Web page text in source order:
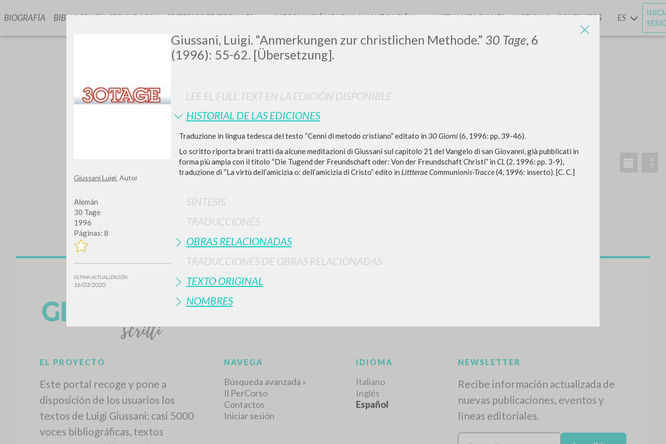
Giussani Luigi Autor
Alemán
30 Tage
1996
Páginas: 8
ÚLTIMA ACTUALIZACIÓN
16/03/2020
Giussani, Luigi. “Anmerkungen zur christlichen Methode.” 30 Tage, 6
(1996): 55-62. [Übersetzung].
LEE EL FULL TEXT EN LA EDICIÓN DISPONIBLE
HISTORIAL DE LAS EDICIONES
Traduzione in lingua tedesca del testo “Cenni di metodo cristiano” editato in 30 Giorni(6, 1996: pp. 39-46).
Lo scritto riporta brani tratti da alcune meditazioni di Giussani sul capitolo 21 del Vangelo di san Giovanni, già pubblicati in
forma più ampia con il titolo “Die Tugend der Freundschaft oder: Von der Freundschaft Christi” in CL (2, 1996: pp. 3-9),
traduzione di “La virtù dell’amicizia o: dell’amicizia di Cristo” edito in Littterae Communionis-Tracce(4, 1996: inserto). [C. C.]
SÍNTESIS
TRADUCCIONÉS
OBRAS RELACIONADAS
TRADUCCIONES DE OBRAS RELACIONADAS
TEXTO ORIGINAL
NOMBRES
BIOGRAFÍA BIBLIOGRAFÍA SECUNDARIA CRITERIOS EDITORIALES INFORMACIÓN PARA LA NAVEGACIÓN ACTUALIZACIONESYNOTICIAS CONTACTOS ES
0DOCUMENTOS ENCONTRADOS
Ver detalles por tipo
IDIOMA AUTOR AÑO ACTIVIDADES RECIENTES
A
Z
EL PROYECTO
Este portal recoge y pone a
disposición de los usuarios los
textos de Luigi Giussani: casi 5000
voces bibliográficas, textos
NAVEGA
Búsqueda avanzada »
Il PerCorso
Contactos
Iniciar sesión
IDIOMA
Italiano
Inglés
Español
NEWSLETTER
Recibe información actualizada de
nuevas publicaciones, eventos y
líneas editoriales.